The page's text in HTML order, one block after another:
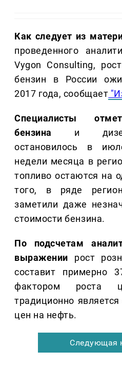
Как следует из
проведенного
Vygon Consulting,
бензин в России
2017 года, сообщает
Специалисты
бензина и
остановилось в
недели месяца в
топливо остаются на
того, в ряде
заметили даже
стоимости бензина.
По подсчетам
выражении рост
составит примерно
фактором роста
традиционно
цен на нефть.
Следующая